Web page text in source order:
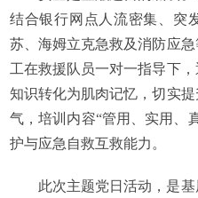
结合银行网点人流密集、突
苏、海姆立克急救及消防应
工在救援队员一对一指导下
知识转化为肌肉记忆，切实
气，培训内容“管用、实用、
护与应急自救互救能力。
此次主题党日活动，是